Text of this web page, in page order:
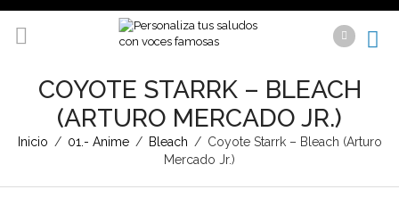
COYOTE STARRK – BLEACH
(ARTURO MERCADO JR.)
Inicio / 01.- Anime / Bleach / Coyote Starrk – Bleach (Arturo
Mercado Jr.)